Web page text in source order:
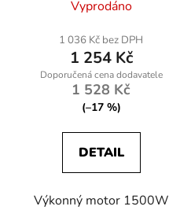
Vyprodáno
1 036 Kč bez DPH
1 254 Kč
1 528 Kč
(–17 %)
DETAIL
Výkonný motor 1500W